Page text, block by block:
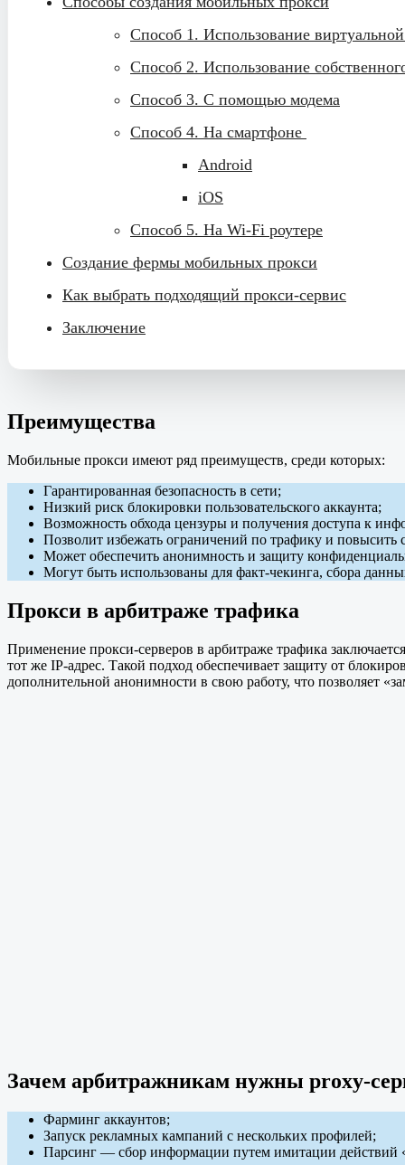
Способ 1. Использование
Способ 2. Использование
Способ 3. С помощью модема
Способ 4. На смартфоне
Android
iOS
Способ 5. На Wi-Fi роутере
Создание фермы мобильных прокси
Как выбрать подходящий прокси-сервис
Заключение
Преимущества
Мобильные прокси имеют ряд преимуществ, среди которых:
Гарантированная безопасность в сети;
Низкий риск блокировки пользовательского аккаунта;
Возможность обхода цензуры и получения доступа к
Позволит избежать ограничений по трафику и повысить
Может обеспечить анонимность и защиту
Могут быть использованы для факт-чекинга, сбора
Прокси в арбитраже трафика
Применение прокси-серверов в арбитраже трафика
тот же IP-адрес. Такой подход обеспечивает защиту от
дополнительной анонимности в свою работу, что позволяет
Зачем арбитражникам нужны proxy-
Фарминг аккаунтов;
Запуск рекламных кампаний с нескольких профилей;
Парсинг — сбор информации путем имитации действий